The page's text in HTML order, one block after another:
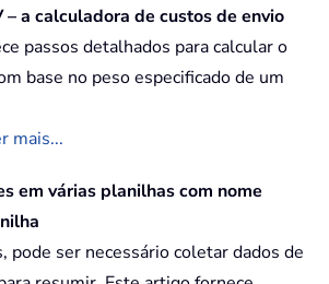
– a calculadora de custos de envio
passos detalhados para calcular o
base no peso especificado de um
mais...
em várias planilhas com nome
pode ser necessário coletar dados de